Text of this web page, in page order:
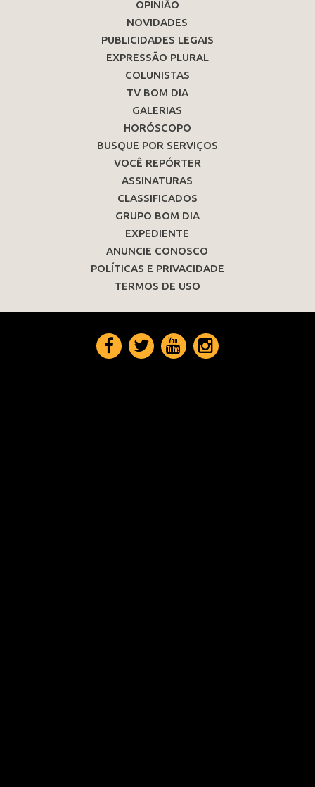
OPINIÃO
NOVIDADES
PUBLICIDADES LEGAIS
EXPRESSÃO PLURAL
COLUNISTAS
TV BOM DIA
GALERIAS
HORÓSCOPO
BUSQUE POR SERVIÇOS
VOCÊ REPÓRTER
ASSINATURAS
CLASSIFICADOS
GRUPO BOM DIA
EXPEDIENTE
ANUNCIE CONOSCO
POLÍTICAS E PRIVACIDADE
TERMOS DE USO